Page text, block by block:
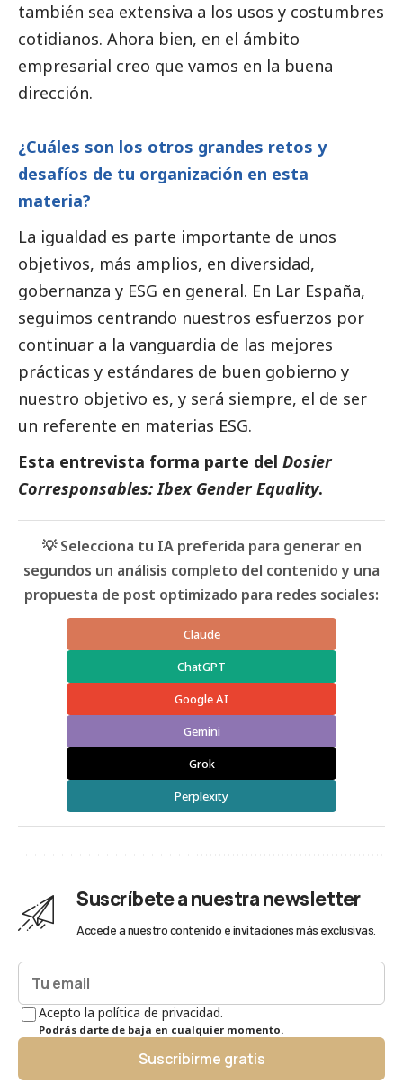
también sea extensiva a los usos y costumbres
cotidianos. Ahora bien, en el ámbito
empresarial creo que vamos en la buena
dirección.
¿Cuáles son los otros grandes retos y
desafíos de tu organización en esta
materia?
La igualdad es parte importante de unos
objetivos, más amplios, en diversidad,
gobernanza y ESG en general. En Lar España,
seguimos centrando nuestros esfuerzos por
continuar a la vanguardia de las mejores
prácticas y estándares de buen gobierno y
nuestro objetivo es, y será siempre, el de ser
un referente en materias ESG.
Esta entrevista forma parte del Dosier
Corresponsables: Ibex Gender Equality.
💡 Selecciona tu IA preferida para generar en
segundos un análisis completo del contenido y una
propuesta de post optimizado para redes sociales:
Claude
ChatGPT
Google AI
Gemini
Grok
Perplexity
Suscríbete a nuestra newsletter
Accede a nuestro contenido e invitaciones más exclusivas.
Acepto la política de privacidad.
Podrás darte de baja en cualquier momento.
Suscribirme gratis